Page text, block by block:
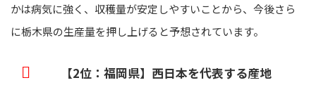
かは病気に強く、収穫量が安定しやすいことから、今後さら
に栃木県の生産量を押し上げると予想されています。
【2位：福岡県】西日本を代表する産地